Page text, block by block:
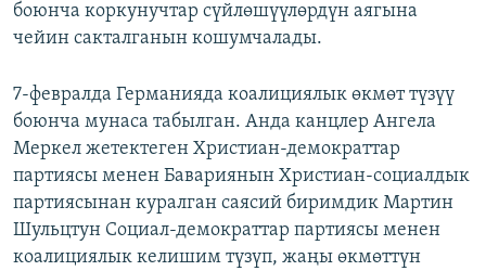
боюнча коркунучтар сүйлөшүүлөрдүн аягына
чейин сакталганын кошумчалады.
7-февралда Германияда коалициялык өкмөт түзүү
боюнча мунаса табылган. Анда канцлер Ангела
Меркел жетектеген Христиан-демократтар
партиясы менен Бавариянын Христиан-социалдык
партиясынан куралган саясий биримдик Мартин
Шульцтун Социал-демократтар партиясы менен
коалициялык келишим түзүп, жаңы өкмөттүн